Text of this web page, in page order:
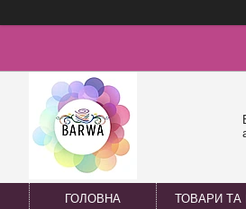
ГОЛОВНА ТОВАРИ ТА